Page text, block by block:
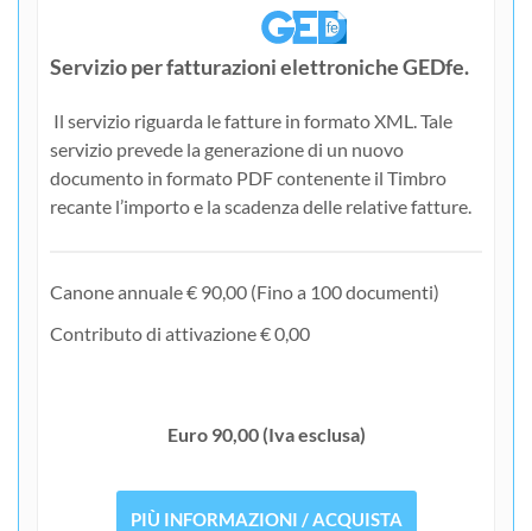
Servizio per fatturazioni elettroniche GEDfe.
Il servizio riguarda le fatture in formato XML. Tale
servizio prevede la generazione di un nuovo
documento in formato PDF contenente il Timbro
recante l’importo e la scadenza delle relative fatture.
Canone annuale € 90,00 (Fino a 100 documenti)
Contributo di attivazione € 0,00
Euro 90,00 (Iva esclusa)
PIÙ INFORMAZIONI / ACQUISTA